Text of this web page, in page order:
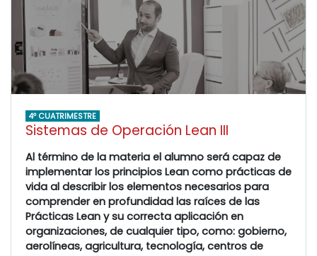
4º CUATRIMESTRE
Sistemas de Operación Lean III
Al término de la materia el alumno será capaz de
implementar los principios Lean como prácticas de
vida al describir los elementos necesarios para
comprender en profundidad las raíces de las
Prácticas Lean y su correcta aplicación en
organizaciones, de cualquier tipo, como: gobierno,
aerolíneas, agricultura, tecnología, centros de